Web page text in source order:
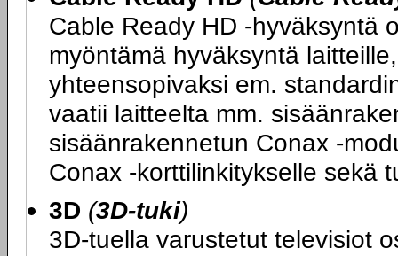
Cable Ready HD -hyväksyntä
myöntämä hyväksyntä
yhteensopivaksi em.
vaatii laitteelta mm.
sisäänrakennetun Conax -
Conax -korttilinkitykselle sekä
3D (3D-tuki)
3D-tuella varustetut televisiot